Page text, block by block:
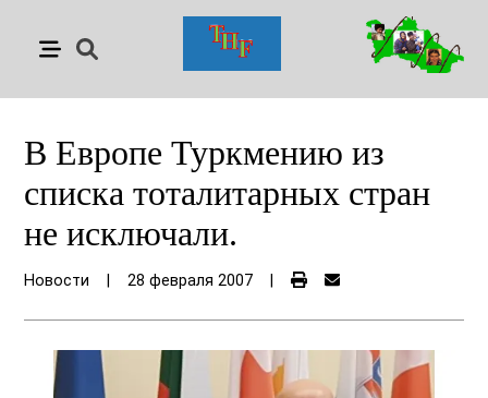
В Европе Туркмению из
списка тоталитарных стран
не исключали.
Новости 28 февраля 2007